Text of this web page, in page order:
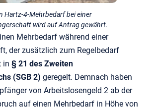
Hartz-4-Mehrbedarf bei einer
wird auf Antrag gewährt.
Mehrbedarf während einer
der zusätzlich zum Regelbedarf
in § 21 des Zweiten
(SGB 2) geregelt. Demnach haben
von Arbeitslosengeld 2 ab der
auf einen Mehrbedarf in Höhe von